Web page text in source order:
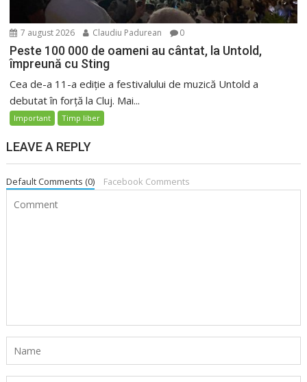
7 august 2026 Claudiu Padurean 0
Peste 100 000 de oameni au cântat, la Untold,
împreună cu Sting
Cea de-a 11-a ediție a festivalului de muzică Untold a
debutat în forță la Cluj. Mai...
Important Timp liber
LEAVE A REPLY
Default Comments (0) Facebook Comments